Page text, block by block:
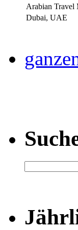
Arabian Travel
Dubai, UAE